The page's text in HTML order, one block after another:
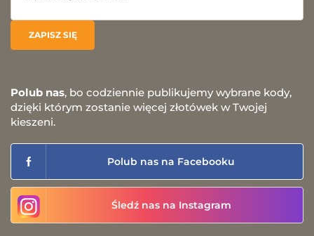
Polub nas, bo codziennie publikujemy wybrane kody,
dzięki którym zostanie więcej złotówek w Twojej
kieszeni.
Polub nas na Facebooku
Śledź nas na Instagram